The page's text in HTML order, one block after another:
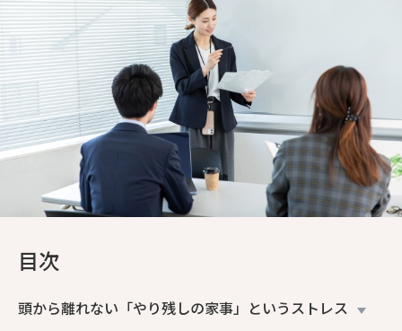
目次
頭から離れない「やり残しの家事」というストレス